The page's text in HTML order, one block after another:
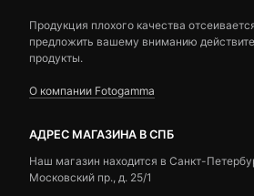
Продукция плохого качества
предложить вашему вниманию
продукты.
О компании Fotogamma
АДРЕС МАГАЗИНА В СПБ
Наш магазин находится в Санкт-
Московский пр., д. 25/1